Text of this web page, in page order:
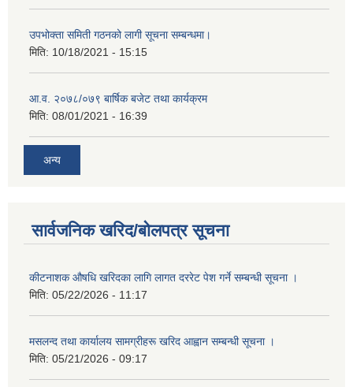
उपभोक्ता समिती गठनको लागी सूचना सम्बन्धमा।
मिति: 10/18/2021 - 15:15
आ.व. २०७८/०७९ बार्षिक बजेट तथा कार्यक्रम
मिति: 08/01/2021 - 16:39
अन्य
सार्वजनिक खरिद/बोलपत्र सूचना
कीटनाशक औषधि खरिदका लागि लागत दररेट पेश गर्ने सम्बन्धी सूचना ।
मिति: 05/22/2026 - 11:17
मसलन्द तथा कार्यालय सामग्रीहरू खरिद आह्वान सम्बन्धी सूचना ।
मिति: 05/21/2026 - 09:17